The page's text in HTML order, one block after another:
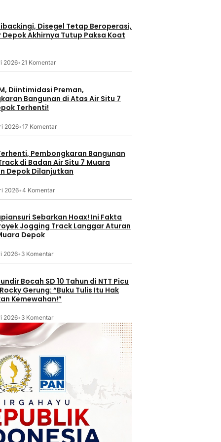
Kepala
Usia
Bendungan Lahor Pakai Skema
Buka-Tutup
1 jam lalu
Disegel Tetap Beroperasi,
Depok Akhirnya Tutup Paksa Koat
2026• 21 Komentar
Diintimidasi Preman,
Bangunan di Atas Air Situ 7
Terhenti!
2026•17 Komentar
Pembongkaran Bangunan
di Badan Air Situ 7 Muara
Depok Dilanjutkan
2026•4 Komentar
Sebarkan Hoax! Ini Fakta
Jogging Track Langgar Aturan
Depok
2026• 3 Komentar
Bocah SD 10 Tahun di NTT Picu
Gerung: “Buku Tulis Itu Hak
Kemewahan!”
2026• 3 Komentar